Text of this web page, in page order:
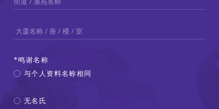
屋苑／街道名称
鸣谢名称
与个人资料名称相同
无名氏